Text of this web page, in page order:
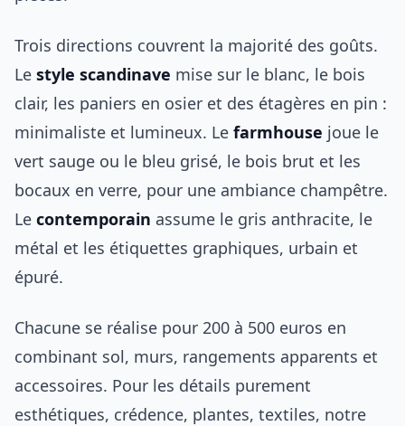
Trois directions couvrent la majorité des goûts.
Le style scandinave mise sur le blanc, le bois
clair, les paniers en osier et des étagères en pin :
minimaliste et lumineux. Le farmhouse joue le
vert sauge ou le bleu grisé, le bois brut et les
bocaux en verre, pour une ambiance champêtre.
Le contemporain assume le gris anthracite, le
métal et les étiquettes graphiques, urbain et
épuré.
Chacune se réalise pour 200 à 500 euros en
combinant sol, murs, rangements apparents et
accessoires. Pour les détails purement
esthétiques, crédence, plantes, textiles, notre